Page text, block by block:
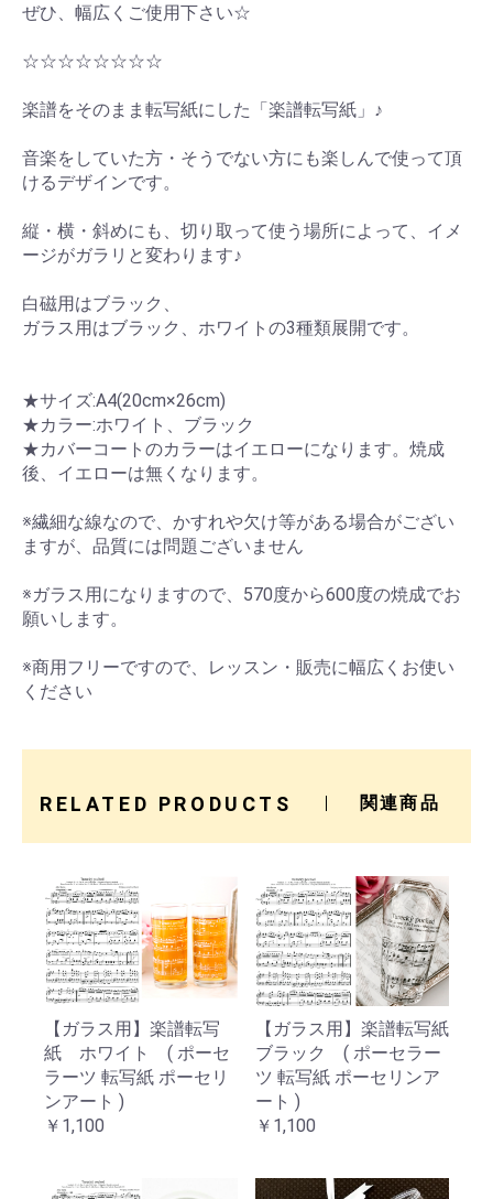
ぜひ、幅広くご使用下さい☆
☆☆☆☆☆☆☆☆
楽譜をそのまま転写紙にした「楽譜転写紙」♪
音楽をしていた方・そうでない方にも楽しんで使って頂
けるデザインです。
縦・横・斜めにも、切り取って使う場所によって、イメ
ージがガラリと変わります♪
白磁用はブラック、
ガラス用はブラック、ホワイトの3種類展開です。
★サイズ:A4(20cm×26cm)
★カラー:ホワイト、ブラック
★カバーコートのカラーはイエローになります。焼成
後、イエローは無くなります。
※繊細な線なので、かすれや欠け等がある場合がござい
ますが、品質には問題ございません
※ガラス用になりますので、570度から600度の焼成でお
願いします。
※商用フリーですので、レッスン・販売に幅広くお使い
ください
RELATED PRODUCTS 関連商品
【ガラス用】楽譜転写
紙 ホワイト ( ポーセ
ラーツ 転写紙 ポーセリ
ンアート )
￥1,100
【ガラス用】楽譜転写紙
ブラック ( ポーセラー
ツ 転写紙 ポーセリンア
ート )
￥1,100